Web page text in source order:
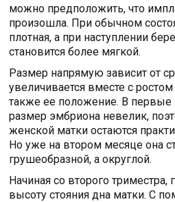
можно предположить, что
произошла. При обычном
плотная, а при наступлении
становится более мягкой.
Размер напрямую зависит от
увеличивается вместе с
также ее положение. В первые
размер эмбриона невелик,
женской матки остаются
Но уже на втором месяце она
грушеобразной, а округлой.
Начиная со второго
высоту стояния дна матки. С